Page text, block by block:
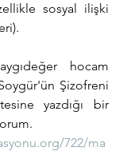
sosyal ilişki
hocam
Şizofreni
yazdığı bir
722/ma